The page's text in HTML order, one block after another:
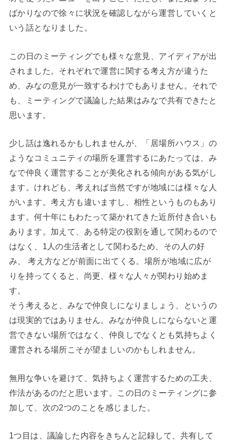
ばかりなので徐々に状況を確認しながら運営していくと
いう話となりました。
この日のミーティングでも様々な意見、アイディアが出
されました。それぞれで運営に関する考え方が違うた
め、みなの意見が一致するわけでもありません。それで
も、ミーティングで議論した結果はみなで共有できたと
思います。
少し話は逸れるかもしれませんが、「居場所ハウス」の
ようなコミュニティの場所を運営するにあたっては、み
なで仲良く運営することが美化される傾向がある気がし
ます。けれども、考えれば当然ですが地域には様々な人
がいます。考え方も違いますし、相性というものもあり
ます。何十年にもわたって築かれてきた近所付き合いも
あります。加えて、ある特定の役割を通して関わるので
はなく、1人の生活者として関わるため、その人の好
み、 考え方などが前面に出てくる。場所が地域に広が
りを持ってくると、尚更、様々な人々が関わり始めま
す。
そう考えると、みなで仲良しになりましょう、というの
は現実的ではありません。みなが仲良しにならないと運
営できない場所ではなく、仲良しでなくとも気持ちよく
運営される場所こそが望ましいのかもしれません。
無用な争いを避けて、気持ちよく運営するための工夫、
作法があるのだと思います。この日のミーティングに参
加して、次の2つのことを感じました。
1つ目は、議論した内容をきちんと記録して、共有して